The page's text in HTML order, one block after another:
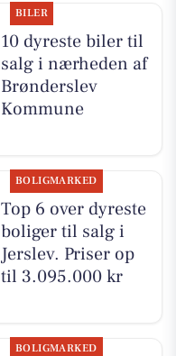
BILER
10 dyreste biler til
salg i nærheden af
Brønderslev
Kommune
BOLIGMARKED
Top 6 over dyreste
boliger til salg i
Jerslev. Priser op
til 3.095.000 kr
BOLIGMARKED